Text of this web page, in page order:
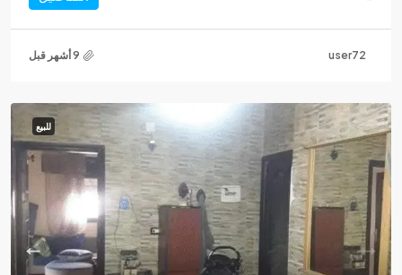
user72
للبيع